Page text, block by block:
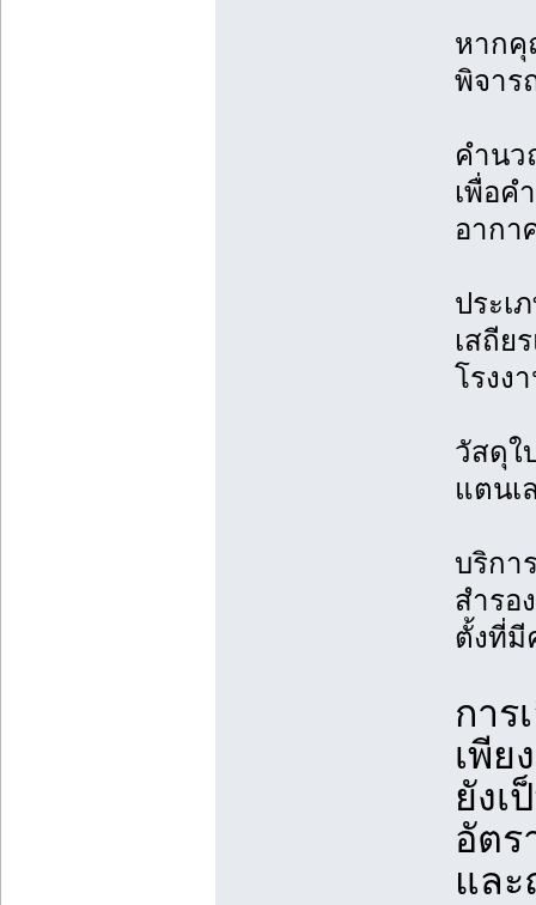
หากคุ
พิจาร
คำนว
เพื่อค
อากา
ประเ
เสถีย
โรงง
วัสดุใ
แตนเ
บริกา
สำรอ
ตั้งที่
การ
เพีย
ยังเ
อัตร
และ